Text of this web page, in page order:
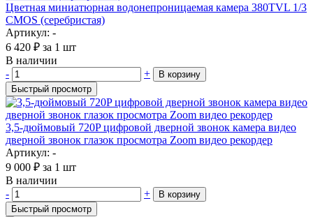
Цветная миниатюрная водонепроницаемая камера 380TVL 1/3
CMOS (серебристая)
Артикул: -
6 420 ₽ за 1 шт
В наличии
-
+
В корзину
Быстрый просмотр
3,5-дюймовый 720P цифровой дверной звонок камера видео
дверной звонок глазок просмотра Zoom видео рекордер
Артикул: -
9 000 ₽ за 1 шт
В наличии
-
+
В корзину
Быстрый просмотр